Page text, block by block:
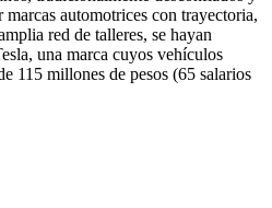
automotrices con trayectoria,
red de talleres, se hayan
una marca cuyos vehículos
115 millones de pesos (65 salarios